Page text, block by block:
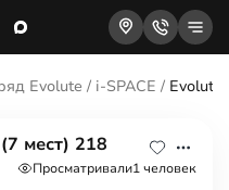
Evolute / i-SPACE / Evolute
мест) 218
Просматривали1 человек